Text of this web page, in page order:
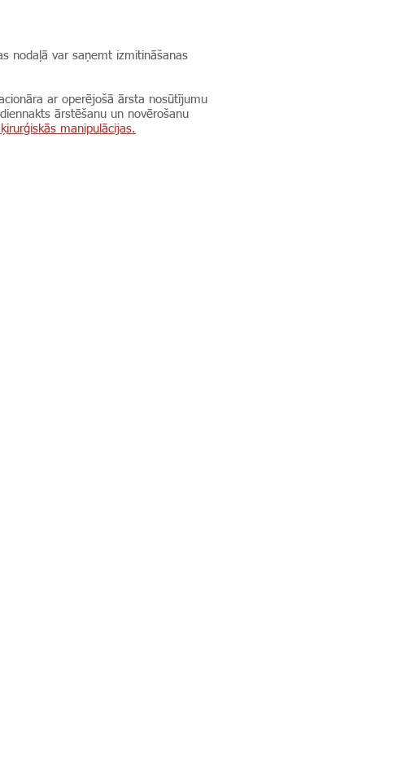
nodaļā var saņemt izmitināšanas
ar operējošā ārsta nosūtījumu
ārstēšanu un novērošanu
manipulācijas.